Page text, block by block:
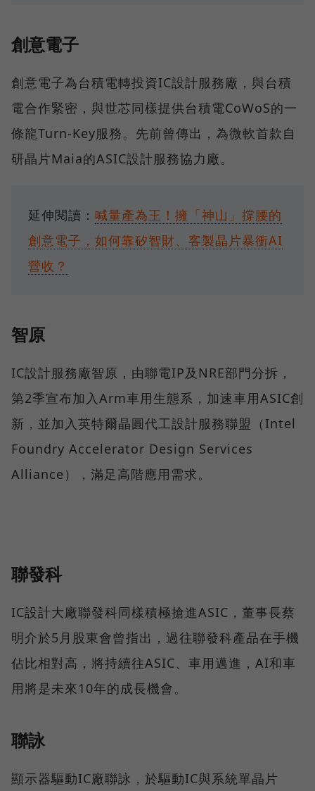
創意電子
創意電子為台積電轉投資IC設計服務廠，與台積
電合作緊密，與世芯同樣提供台積電CoWoS的一
條龍Turn-Key服務。先前曾傳出，為微軟首款自
研晶片Maia的ASIC設計服務協力廠。
延伸閱讀： 喊量產為王！擁「神山」撐腰的
創意電子，如何靠矽智財、客製晶片暴衝AI
營收？
智原
IC設計服務廠智原，由聯電IP及NRE部門分拆，
第2季宣布加入Arm車用生態系，加速車用ASIC創
新，並加入英特爾晶圓代工設計服務聯盟（Intel
Foundry Accelerator Design Services
Alliance），滿足高階應用需求。
聯發科
IC設計大廠聯發科同樣積極搶進ASIC，董事長蔡
明介於5月股東會曾指出，過往聯發科產品在手機
佔比相對高，將持續往ASIC、車用邁進，AI和車
用將是未來10年的成長機會。
聯詠
顯示器驅動IC廠聯詠，於驅動IC與系統單晶片